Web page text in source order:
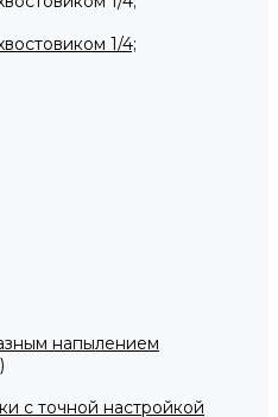
1/4;
напылением
с точной настройкой